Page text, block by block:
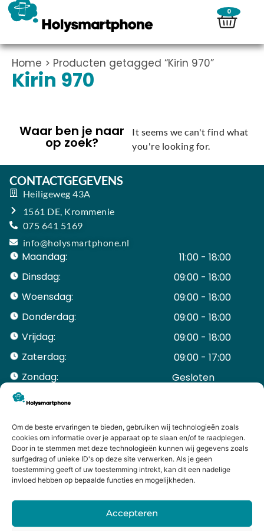
Om de beste ervaringen te bieden, gebruiken wij technologieën zoals
cookies om informatie over je apparaat op te slaan en/of te raadplegen.
Door in te stemmen met deze technologieën kunnen wij gegevens zoals
surfgedrag of unieke ID's op deze site verwerken. Als je geen
toestemming geeft of uw toestemming intrekt, kan dit een nadelige
invloed hebben op bepaalde functies en mogelijkheden.
Accepteren
0
Home > Producten getagged “Kirin 970”
Kirin 970
Waar ben je naar
op zoek?
It seems we can't find what
you're looking for.
CONTACTGEGEVENS
Heiligeweg 43A
1561 DE, Krommenie
075 641 5169
info@holysmartphone.nl
Maandag:
11:00 - 18:00
Dinsdag:
09:00 - 18:00
Woensdag:
09:00 - 18:00
Donderdag:
09:00 - 18:00
Vrijdag:
09:00 - 18:00
Zaterdag:
09:00 - 17:00
Zondag:
Gesloten ​ ​ ​ ​ ​ ​ ​
ACCOUNT
Mijn Account
Bestellingen
Mijn winkelwagen
HANDIGE LINKS
Levering en retourneren
Garantie
Contact